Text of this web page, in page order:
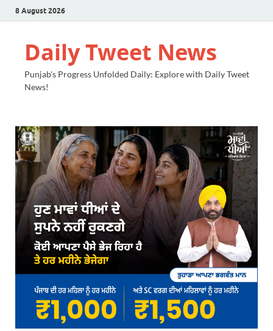
8 August 2026
Daily Tweet News
Punjab's Progress Unfolded Daily: Explore with Daily Tweet
News!